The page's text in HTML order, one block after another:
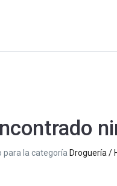
para la categoría Droguería /